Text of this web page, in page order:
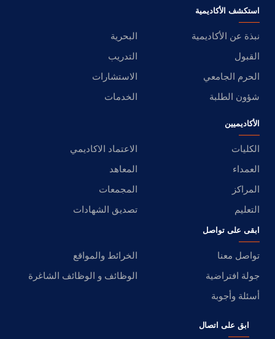
استكشف الأكاديمية
نبذة عن الأكاديمية
البحرية
القبول
التدريب
الحرم الجامعي
الاستشارات
شؤون الطلبة
الخدمات
الأكاديميين
الكليات
الاعتماد الاكاديمي
العمداء
المعاهد
المراكز
المجمعات
التعليم
تصديق الشهادات
ابقى على تواصل
تواصل معنا
الخرائط والمواقع
جولة افتراضية
الوظائف و الوظائف الشاغرة
أسئلة وأجوبة
ابق على اتصال